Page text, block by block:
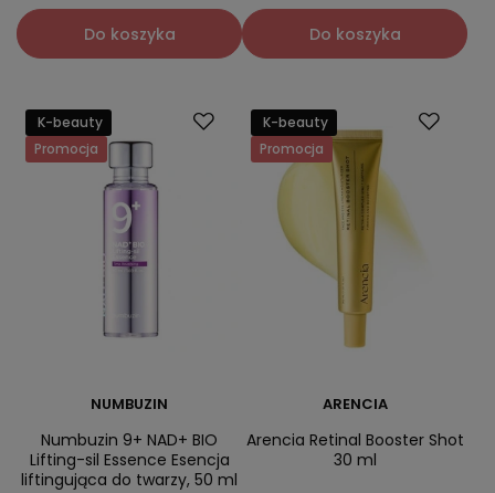
Do koszyka Do koszyka
K-beauty
Promocja
NUMBUZIN
Numbuzin 9+ NAD+ BIO
Lifting-sil Essence Esencja
liftingująca do twarzy, 50 ml
K-beauty
Promocja
ARENCIA
Arencia Retinal Booster Shot
30 ml